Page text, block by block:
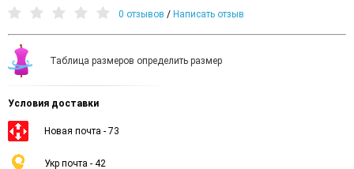
0 отзывов / Написать отзыв
Таблица размеров определить размер
Условия доставки
Новая почта - 73
Укр почта - 42